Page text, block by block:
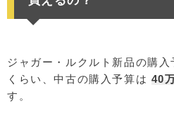
ジャガー・ルクルト新品の購入
くらい、中古の購入予算は 40
す。